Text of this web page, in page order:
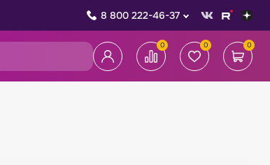
8 800 222-46-37
0 0 0